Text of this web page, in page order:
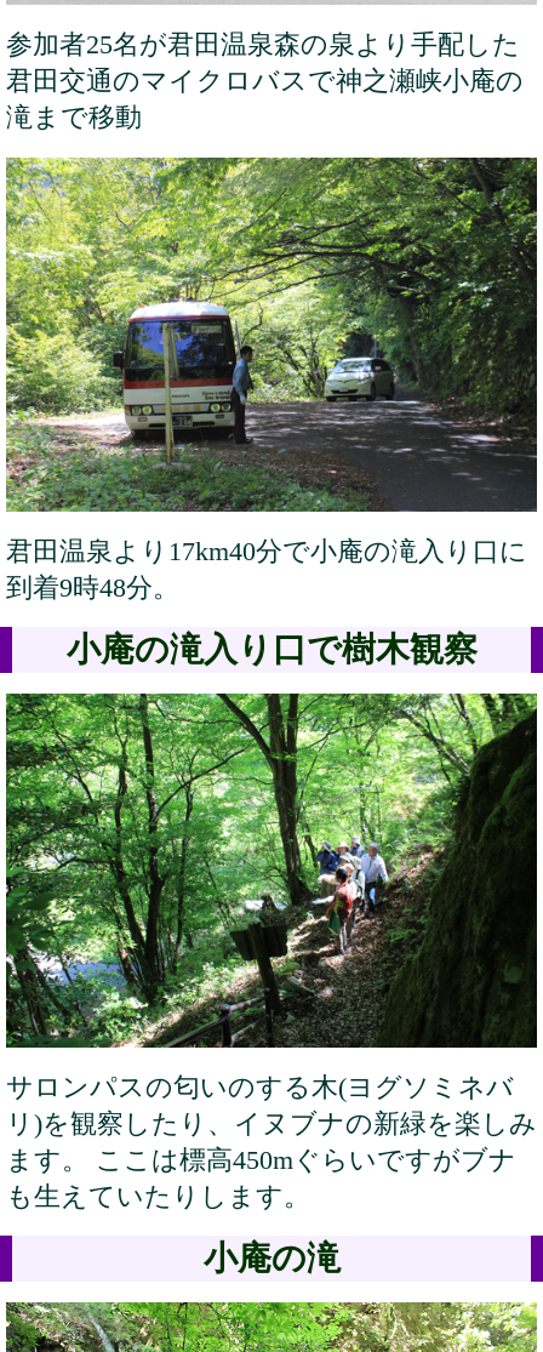
参加者25名が君田温泉森の泉より手配した
君田交通のマイクロバスで神之瀬峡小庵の
滝まで移動
君田温泉より17km40分で小庵の滝入り口に
到着9時48分。
小庵の滝入り口で樹木観察
サロンパスの匂いのする木(ヨグソミネバ
リ)を観察したり、イヌブナの新緑を楽しみ
ます。 ここは標高450mぐらいですがブナ
も生えていたりします。
小庵の滝